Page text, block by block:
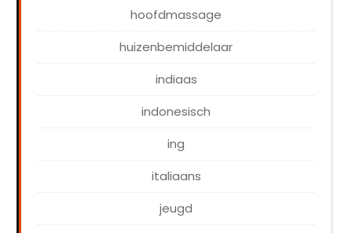
hoofdmassage
huizenbemiddelaar
indiaas
indonesisch
ing
italiaans
jeugd